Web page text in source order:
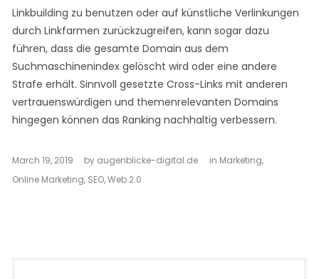
Linkbuilding zu benutzen oder auf künstliche Verlinkungen
durch Linkfarmen zurückzugreifen, kann sogar dazu
führen, dass die gesamte Domain aus dem
Suchmaschinenindex gelöscht wird oder eine andere
Strafe erhält. Sinnvoll gesetzte Cross-Links mit anderen
vertrauenswürdigen und themenrelevanten Domains
hingegen können das Ranking nachhaltig verbessern.
March 19, 2019 by augenblicke-digital.de in Marketing,
Online Marketing, SEO,Web 2.0